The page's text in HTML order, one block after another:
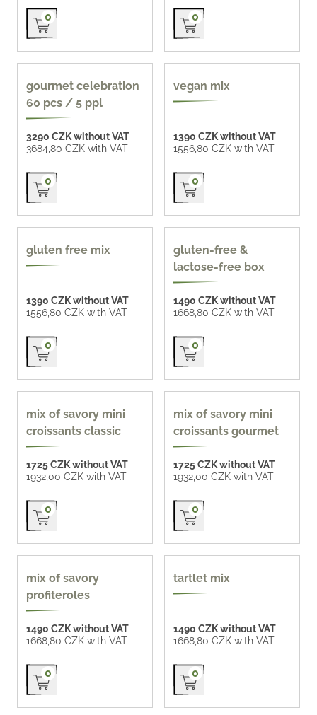
Přidat do košíku
0 Přidat do košíku
0
gourmet celebration
60 pcs / 5 ppl
3290 CZK without VAT
3684,80 CZK with VAT
Přidat do košíku
0
vegan mix
1390 CZK without VAT
1556,80 CZK with VAT
Přidat do košíku
0
gluten-free
gluten free mix
1390 CZK without VAT
1556,80 CZK with VAT
Přidat do košíku
0
gluten-free, lactose-
free
gluten-free &
lactose-free box
1490 CZK without VAT
1668,80 CZK with VAT
Přidat do košíku
0
homemade 77 CZK /
mix of savory mini
croissants classic
1725 CZK without VAT
1932,00 CZK with VAT
Přidat do košíku
0
homemade 77 CZK /
mix of savory mini
croissants gourmet
1725 CZK without VAT
1932,00 CZK with VAT
Přidat do košíku
0
mix of savory
profiteroles
1490 CZK without VAT
1668,80 CZK with VAT
Přidat do košíku
0
popular
tartlet mix
1490 CZK without VAT
1668,80 CZK with VAT
Přidat do košíku
0